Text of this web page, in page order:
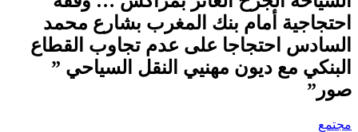
احتجاجية أمام بنك المغرب بشارع محمد
السادس احتجاجا على عدم تجاوب القطاع
البنكي مع ديون مهنيي النقل السياحي ”
صور”
مجتمع